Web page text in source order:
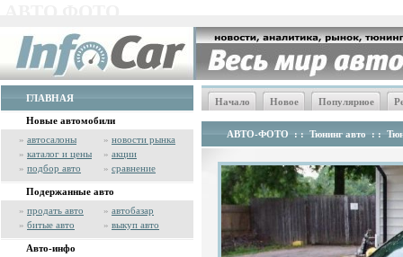
ГЛАВНАЯ
Новые автомобили
» автосалоны » новости рынка
» каталог и цены » акции
» подбор авто » сравнение
Подержанные авто
» продать авто » автобазар
» битые авто » выкуп авто
Авто-инфо
Начало Новое Популярное
АВТО-ФОТО : : Тюнинг авто : :